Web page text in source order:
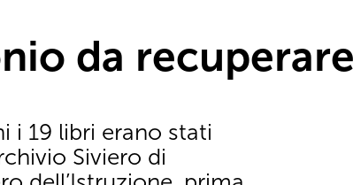
da recuperare
i 19 libri erano stati
Siviero di